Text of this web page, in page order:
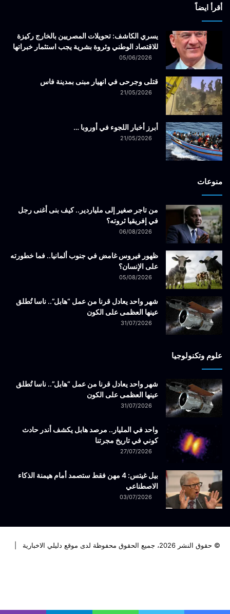
أقرأ ايضاً
يسري الكاشف: تحويلات المصريين بالخارج ركيزة
للاقتصاد الوطني وثروة بشرية يجب استثمار خبراتها
05/06/2026
قتلى وجرحى في انهيار مبنى بمدينة فاس
21/05/2026
أبرز أخبار اللجوء في أوروبا …
21/05/2026
منوعات
من تاجر صغير إلى ملياردير.. كيف بنى أغنى رجل
في إفريقيا ثروته؟
06/08/2026
ظهور فيروس غامض في جنوب ألمانيا.. فما خطورته
على الإنسان؟
05/08/2026
شهر واحد يعادل قرنا من عمل “هابل”.. ناسا تُطلق
عينها العظمى على الكون
31/07/2026
علوم وتكنولوجيا
شهر واحد يعادل قرنا من عمل “هابل”.. ناسا تُطلق
عينها العظمى على الكون
31/07/2026
واحد في المليار.. مرصد هابل يكشف أندر حادث
كوني في تاريخ مجرتنا
27/07/2026
بيل غيتس: 4 مهن فقط ستصمد أمام هيمنة الذكاء
الاصطناعي
03/07/2026
© حقوق النشر 2026، جميع الحقوق محفوظة لدى موقع دليلي الاخبارية |